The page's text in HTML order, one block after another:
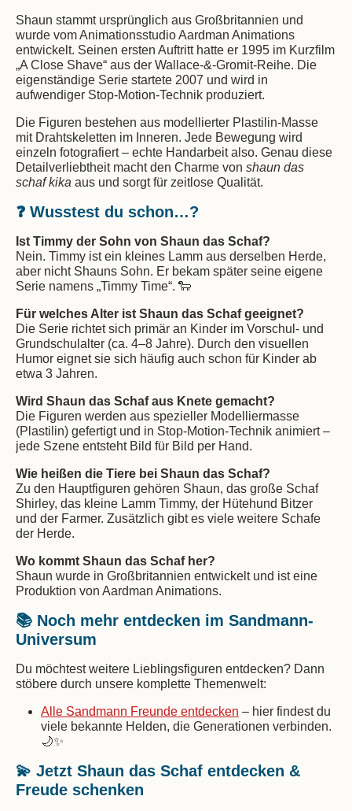
Shaun stammt ursprünglich aus Großbritannien und
wurde vom Animationsstudio Aardman Animations
entwickelt. Seinen ersten Auftritt hatte er 1995 im Kurzfilm
„A Close Shave“ aus der Wallace-&-Gromit-Reihe. Die
eigenständige Serie startete 2007 und wird in
aufwendiger Stop-Motion-Technik produziert.
Die Figuren bestehen aus modellierter Plastilin-Masse
mit Drahtskeletten im Inneren. Jede Bewegung wird
einzeln fotografiert – echte Handarbeit also. Genau diese
Detailverliebtheit macht den Charme von shaun das
schaf kika aus und sorgt für zeitlose Qualität.
❓ Wusstest du schon…?
Ist Timmy der Sohn von Shaun das Schaf?
Nein. Timmy ist ein kleines Lamm aus derselben Herde,
aber nicht Shauns Sohn. Er bekam später seine eigene
Serie namens „Timmy Time“. 🐑
Für welches Alter ist Shaun das Schaf geeignet?
Die Serie richtet sich primär an Kinder im Vorschul- und
Grundschulalter (ca. 4–8 Jahre). Durch den visuellen
Humor eignet sie sich häufig auch schon für Kinder ab
etwa 3 Jahren.
Wird Shaun das Schaf aus Knete gemacht?
Die Figuren werden aus spezieller Modelliermasse
(Plastilin) gefertigt und in Stop-Motion-Technik animiert –
jede Szene entsteht Bild für Bild per Hand.
Wie heißen die Tiere bei Shaun das Schaf?
Zu den Hauptfiguren gehören Shaun, das große Schaf
Shirley, das kleine Lamm Timmy, der Hütehund Bitzer
und der Farmer. Zusätzlich gibt es viele weitere Schafe
der Herde.
Wo kommt Shaun das Schaf her?
Shaun wurde in Großbritannien entwickelt und ist eine
Produktion von Aardman Animations.
📚 Noch mehr entdecken im Sandmann-
Universum
Du möchtest weitere Lieblingsfiguren entdecken? Dann
stöbere durch unsere komplette Themenwelt:
Alle Sandmann Freunde entdecken – hier findest du
viele bekannte Helden, die Generationen verbinden.
🌙✨
💫 Jetzt Shaun das Schaf entdecken &
Freude schenken